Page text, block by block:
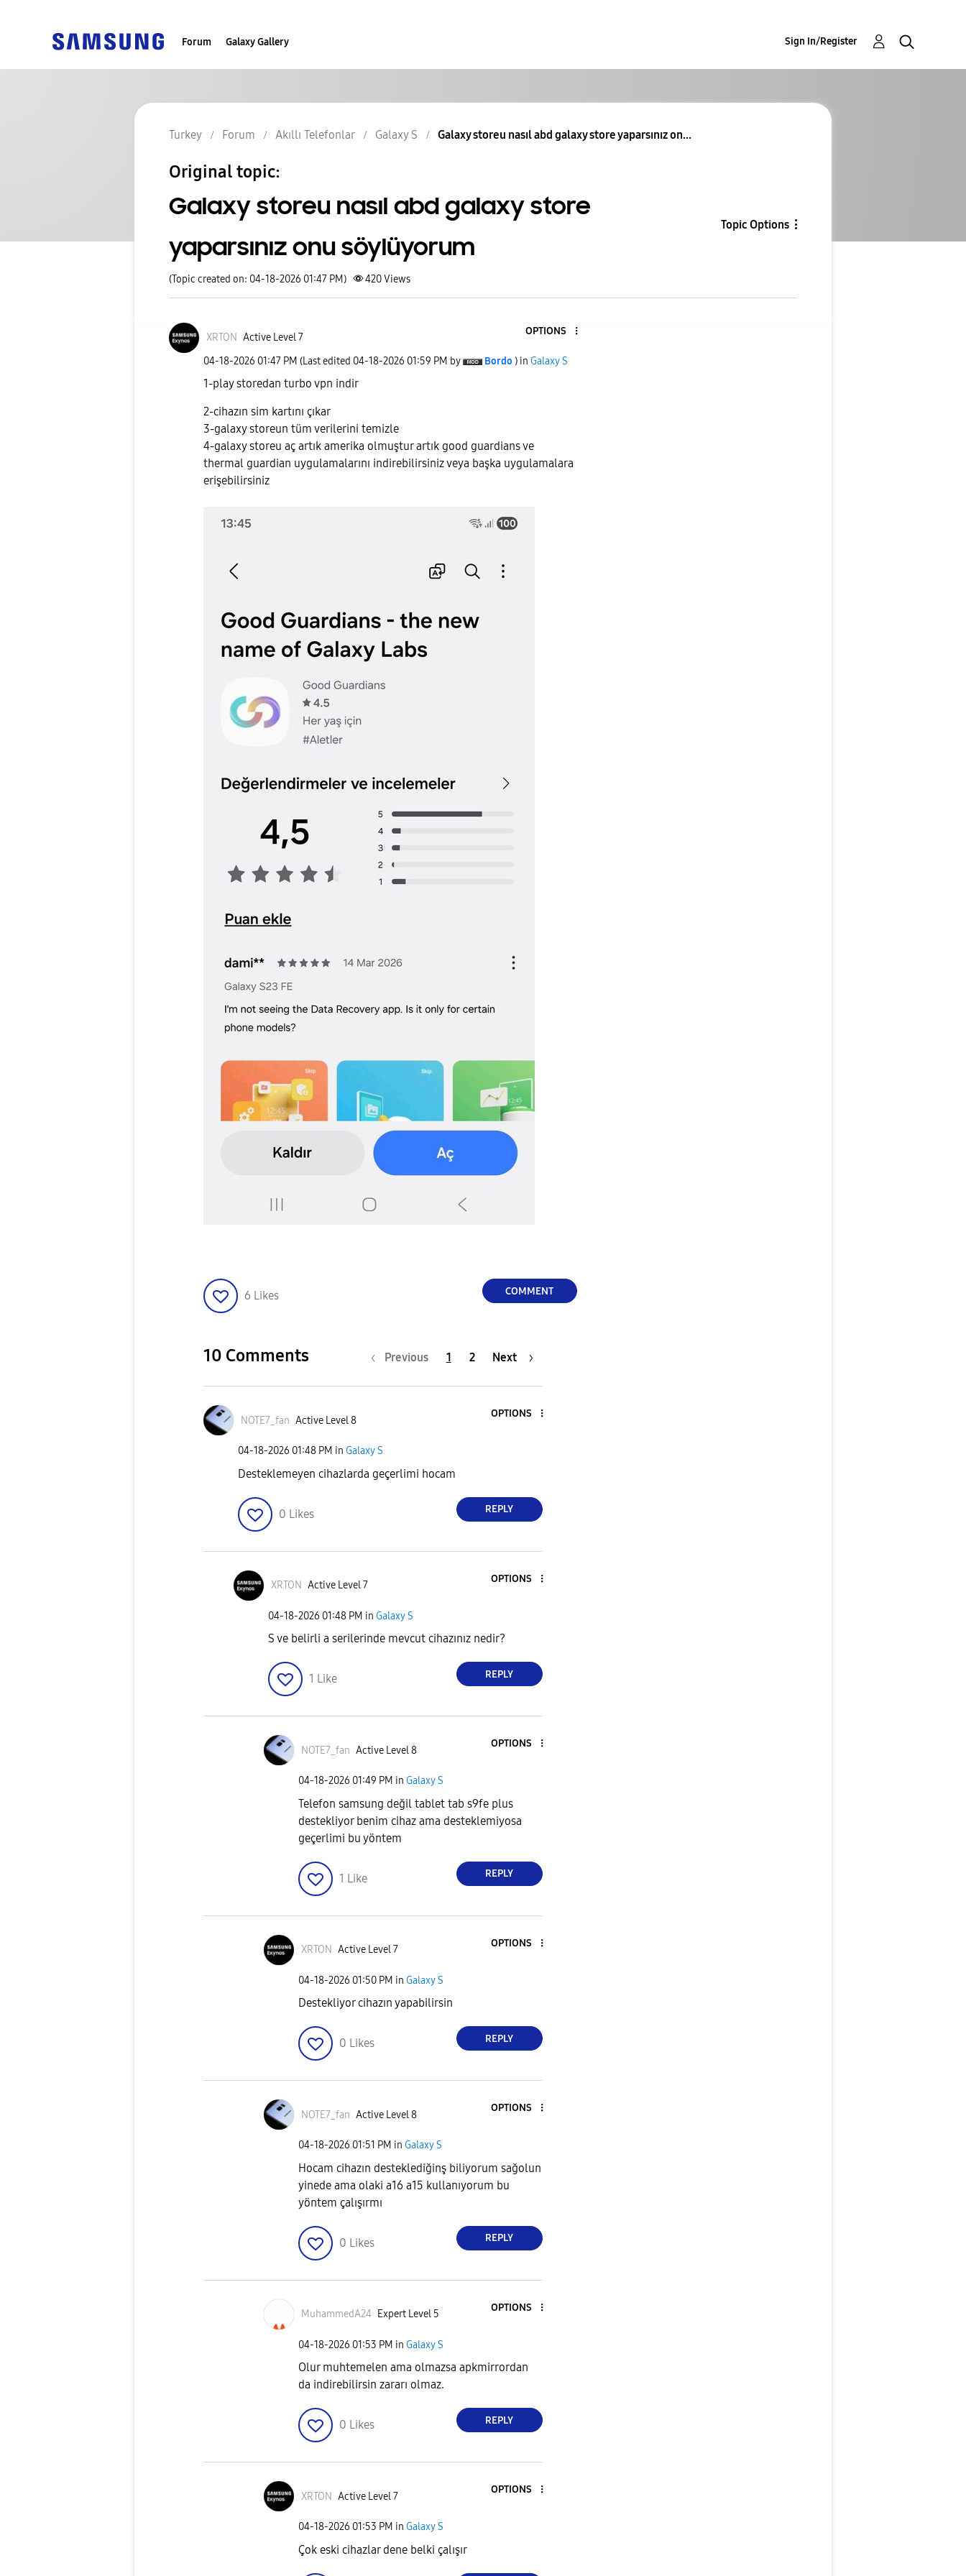
Forum Galaxy Gallery Sign In/Register
Turkey Forum Akıllı Telefonlar Galaxy S Galaxy storeu nasıl abd galaxy store yaparsınız on...
Original topic:
Galaxy storeu nasıl abd galaxy store
yaparsınız onu söylüyorum
Topic Options
(Topic created on: 04-18-2026 01:47 PM) 420Views
XRTON Active Level 7
OPTIONS
‎04-18-2026 01:47 PM (Last edited ‎04-18-2026 01:59 PM by Bordo ) in Galaxy S
1-play storedan turbo vpn indir
2-cihazın sim kartını çıkar
3-galaxy storeun tüm verilerini temizle
4-galaxy storeu aç artık amerika olmuştur artık good guardians ve
thermal guardian uygulamalarını indirebilirsiniz veya başka uygulamalara
erişebilirsiniz
6 Likes COMMENT
10 Comments Previous 1 2 Next
NOTE7_fan Active Level 8
OPTIONS
‎04-18-2026 01:48 PM in Galaxy S
Desteklemeyen cihazlarda geçerlimi hocam
0 Likes REPLY
XRTON Active Level 7
OPTIONS
‎04-18-2026 01:48 PM in Galaxy S
S ve belirli a serilerinde mevcut cihazınız nedir?
1 Like REPLY
NOTE7_fan Active Level 8
OPTIONS
‎04-18-2026 01:49 PM in Galaxy S
Telefon samsung değil tablet tab s9fe plus
destekliyor benim cihaz ama desteklemiyosa
geçerlimi bu yöntem
1 Like REPLY
XRTON Active Level 7
OPTIONS
‎04-18-2026 01:50 PM in Galaxy S
Destekliyor cihazın yapabilirsin
0 Likes REPLY
NOTE7_fan Active Level 8
OPTIONS
‎04-18-2026 01:51 PM in Galaxy S
Hocam cihazın desteklediğinş biliyorum sağolun
yinede ama olaki a16 a15 kullanıyorum bu
yöntem çalışırmı
0 Likes REPLY
MuhammedA24 Expert Level 5
OPTIONS
‎04-18-2026 01:53 PM in Galaxy S
Olur muhtemelen ama olmazsa apkmirrordan
da indirebilirsin zararı olmaz.
0 Likes REPLY
XRTON Active Level 7
OPTIONS
‎04-18-2026 01:53 PM in Galaxy S
Çok eski cihazlar dene belki çalışır